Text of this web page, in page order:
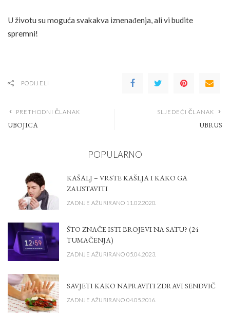
U životu su moguća svakakva iznenađenja, ali vi budite
spremni!
PODIJELI
PRETHODNI ČLANAK
UBOJICA
SLJEDEĆI ČLANAK
UBRUS
POPULARNO
KAŠALJ – VRSTE KAŠLJA I KAKO GA
ZAUSTAVITI
ZADNJE AŽURIRANO 11.02.2020.
ŠTO ZNAČE ISTI BROJEVI NA SATU? (24
TUMAČENJA)
ZADNJE AŽURIRANO 05.04.2023.
SAVJETI KAKO NAPRAVITI ZDRAVI SENDVIČ
ZADNJE AŽURIRANO 04.05.2016.